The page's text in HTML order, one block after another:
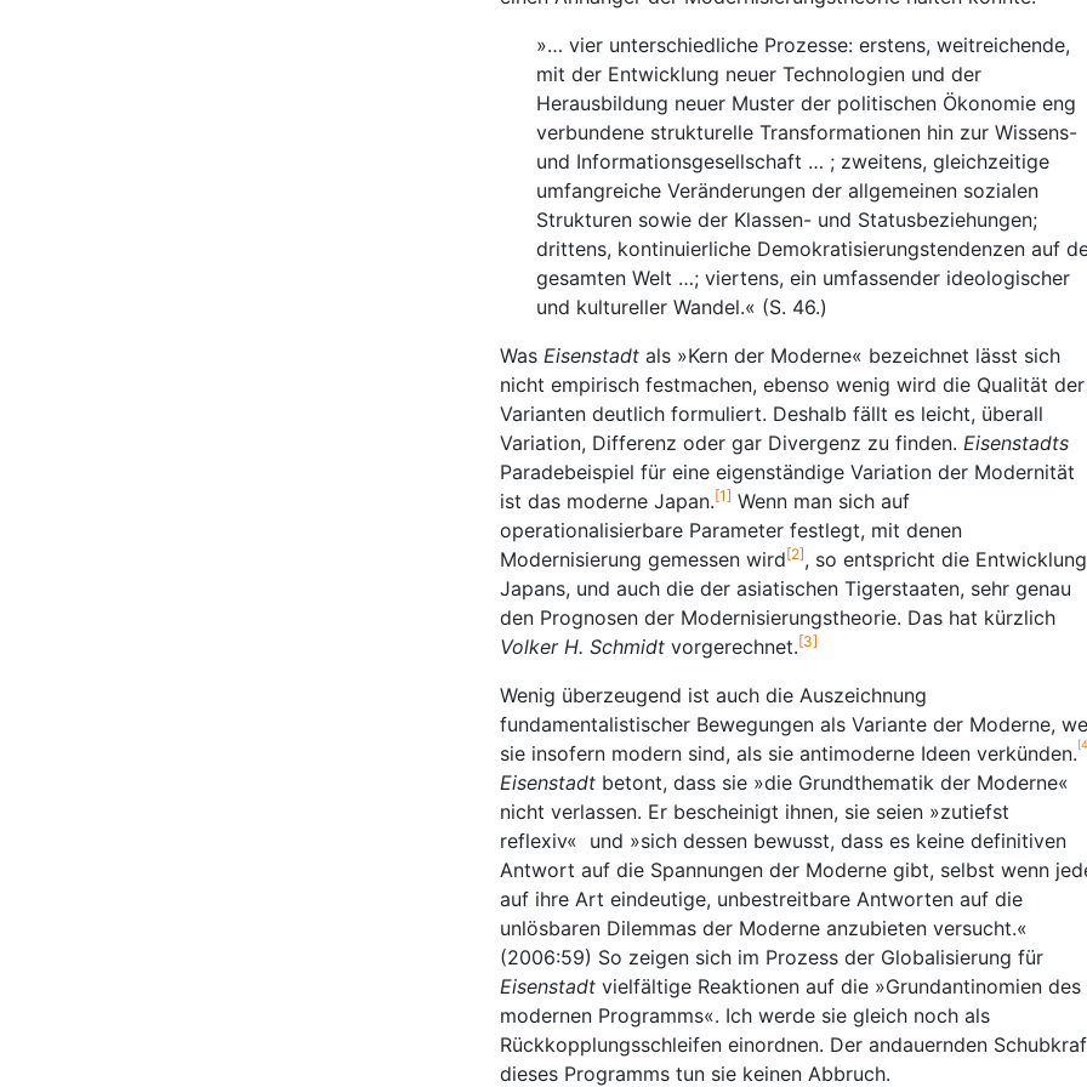
»… vier unterschiedliche Prozesse: erstens, weitreichende,
mit der Entwicklung neuer Technologien und der
Herausbildung neuer Muster der politischen Ökonomie eng
verbundene strukturelle Transformationen hin zur Wissens-
und Informationsgesellschaft … ; zweitens, gleichzeitige
umfangreiche Veränderungen der allgemeinen sozialen
Strukturen sowie der Klassen- und Statusbeziehungen;
drittens, kontinuierliche Demokratisierungstendenzen auf
gesamten Welt …; viertens, ein umfassender ideologischer
und kultureller Wandel.« (S. 46.)
Was Eisenstadt als »Kern der Moderne« bezeichnet lässt sich
nicht empirisch festmachen, ebenso wenig wird die Qualität der
Varianten deutlich formuliert. Deshalb fällt es leicht, überall
Variation, Differenz oder gar Divergenz zu finden. Eisenstadts
Paradebeispiel für eine eigenständige Variation der Modernität
ist das moderne Japan.[1] Wenn man sich auf
operationalisierbare Parameter festlegt, mit denen
Modernisierung gemessen wird[2], so entspricht die Entwicklung
Japans, und auch die der asiatischen Tigerstaaten, sehr genau
den Prognosen der Modernisierungstheorie. Das hat kürzlich
Volker H. Schmidt vorgerechnet.[3]
Wenig überzeugend ist auch die Auszeichnung
fundamentalistischer Bewegungen als Variante der Moderne,
sie insofern modern sind, als sie antimoderne Ideen verkünden.
Eisenstadt betont, dass sie »die Grundthematik der Moderne«
nicht verlassen. Er bescheinigt ihnen, sie seien »zutiefst
reflexiv« und »sich dessen bewusst, dass es keine definitiven
Antwort auf die Spannungen der Moderne gibt, selbst wenn
auf ihre Art eindeutige, unbestreitbare Antworten auf die
unlösbaren Dilemmas der Moderne anzubieten versucht.«
(2006:59) So zeigen sich im Prozess der Globalisierung für
Eisenstadt vielfältige Reaktionen auf die »Grundantinomien des
modernen Programms«. Ich werde sie gleich noch als
Rückkopplungsschleifen einordnen. Der andauernden
dieses Programms tun sie keinen Abbruch.